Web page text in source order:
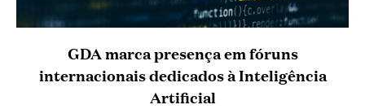
GDA marca presença em fóruns
internacionais dedicados à Inteligência
Artificial